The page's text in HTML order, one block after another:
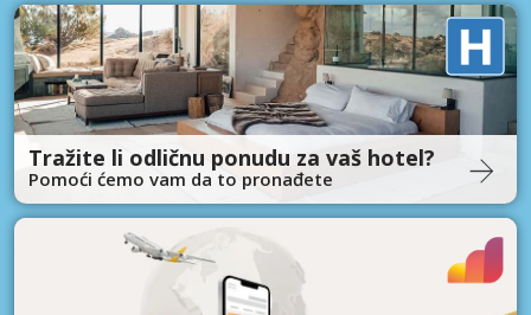
Tražite li odličnu ponudu za vaš hotel?
Pomoći ćemo vam da to pronađete